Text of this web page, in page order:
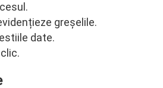
greșelile.
date.